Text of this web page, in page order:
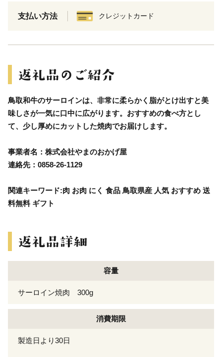
支払い方法 クレジットカード
鳥取和牛のサーロインは、非常に柔らかく脂がとけ出すと美
味しさが一気に口中に広がります。おすすめの食べ方とし
て、少し厚めにカットした焼肉でお届けします。
事業者名：株式会社やまのおかげ屋
連絡先：0858-26-1129
関連キーワード:肉 お肉 にく 食品 鳥取県産 人気 おすすめ 送
料無料 ギフト
容量
サーロイン焼肉 300g
消費期限
製造日より30日